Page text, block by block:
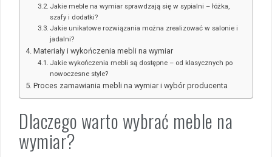
Jakie meble na wymiar sprawdzają się w sypialni – łóżka,
szafy i dodatki?
Jakie unikatowe rozwiązania można zrealizować w salonie i
jadalni?
Materiały i wykończenia mebli na wymiar
Jakie wykończenia mebli są dostępne – od klasycznych po
nowoczesne style?
Proces zamawiania mebli na wymiar i wybór producenta
Dlaczego warto wybrać meble na
wymiar?